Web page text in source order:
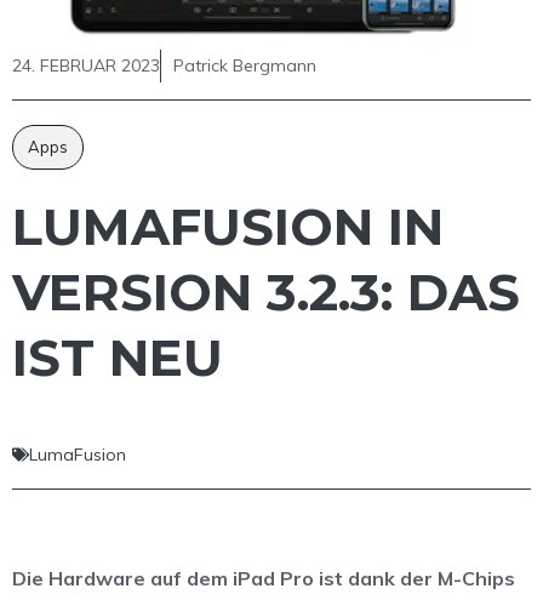
24. FEBRUAR 2023 Patrick Bergmann
Apps
LUMAFUSION IN
VERSION 3.2.3: DAS
IST NEU
LumaFusion
Die Hardware auf dem iPad Pro ist dank der M-Chips